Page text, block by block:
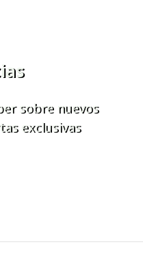
sobre nuevos
exclusivas